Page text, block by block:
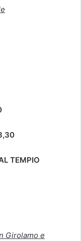
TEMPIO
Girolamo e